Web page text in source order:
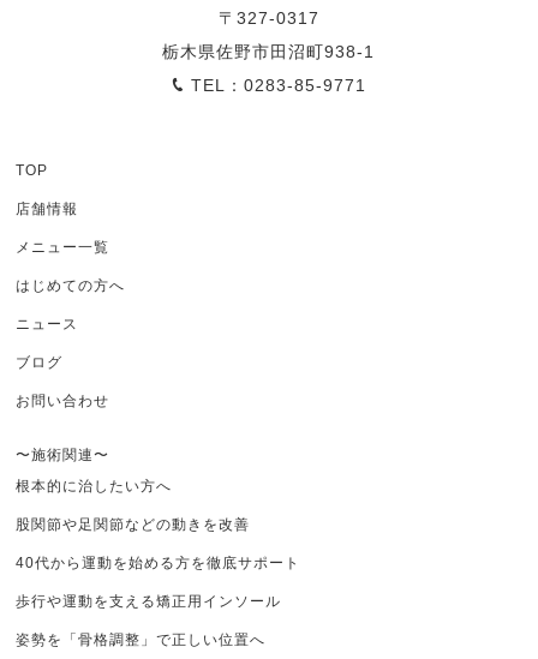
〒327-0317
栃木県佐野市田沼町938-1
TEL：0283-85-9771
TOP
店舗情報
メニュー一覧
はじめての方へ
ニュース
ブログ
お問い合わせ
〜施術関連〜
根本的に治したい方へ
股関節や足関節などの動きを改善
40代から運動を始める方を徹底サポート
歩行や運動を支える矯正用インソール
姿勢を「骨格調整」で正しい位置へ